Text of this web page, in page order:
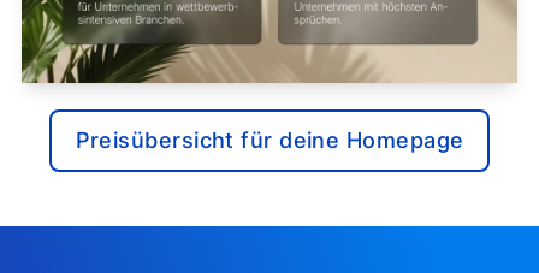
Preisübersicht für deine Homepage